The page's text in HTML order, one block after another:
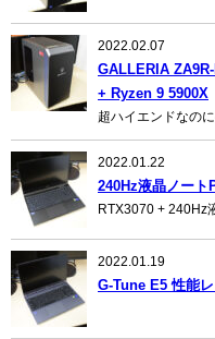
2022.02.07
GALLERIA
+ Ryzen 9 5900X
超ハイエンドなの
2022.01.22
240Hz液晶ノート
RTX3070 + 240Hz
2022.01.19
G-Tune E5 性能